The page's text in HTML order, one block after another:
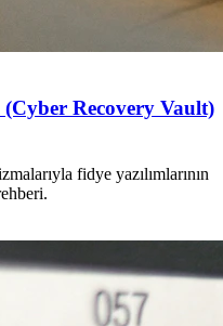
Recovery Vault)
fidye yazılımlarının